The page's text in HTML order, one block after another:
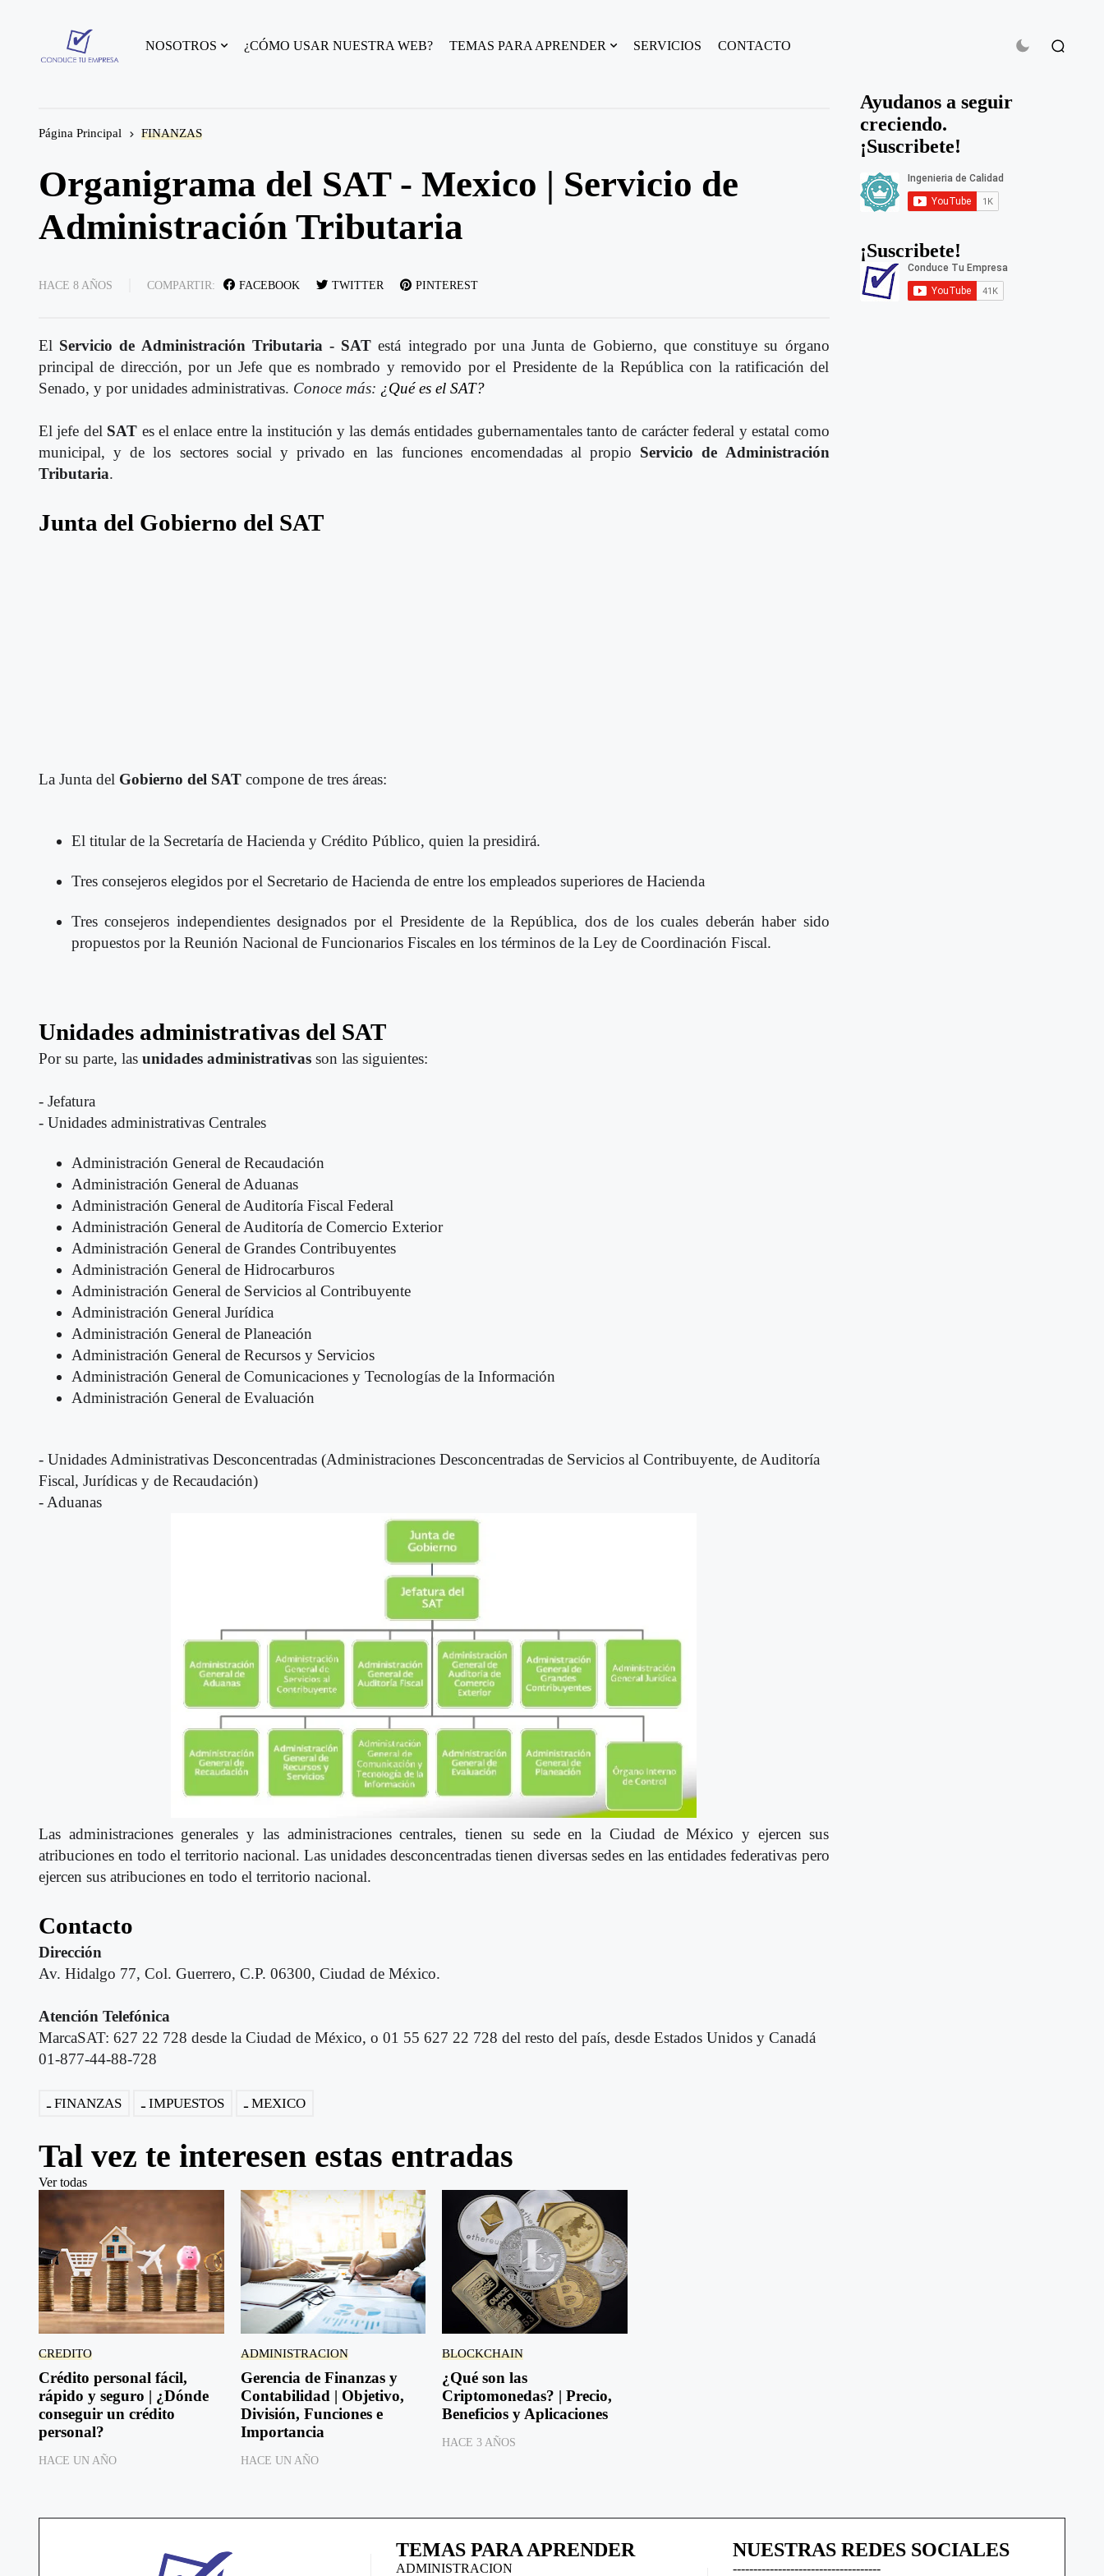
NOSOTROS ¿CÓMO USAR NUESTRA WEB? TEMAS PARA APRENDER SERVICIOS CONTACTO
Página Principal FINANZAS
Organigrama del SAT - Mexico | Servicio de
Administración Tributaria
HACE 8 AÑOS COMPARTIR: FACEBOOK TWITTER PINTEREST
El Servicio de Administración Tributaria - SAT está integrado por una Junta de Gobierno, que constituye su órgano
principal de dirección, por un Jefe que es nombrado y removido por el Presidente de la República con la ratificación del
Senado, y por unidades administrativas. Conoce más: ¿Qué es el SAT?
El jefe del SAT es el enlace entre la institución y las demás entidades gubernamentales tanto de carácter federal y estatal como
municipal, y de los sectores social y privado en las funciones encomendadas al propio Servicio de Administración
Tributaria.
Junta del Gobierno del SAT
La Junta del Gobierno del SAT compone de tres áreas:
El titular de la Secretaría de Hacienda y Crédito Público, quien la presidirá.
Tres consejeros elegidos por el Secretario de Hacienda de entre los empleados superiores de Hacienda
Tres consejeros independientes designados por el Presidente de la República, dos de los cuales deberán haber sido
propuestos por la Reunión Nacional de Funcionarios Fiscales en los términos de la Ley de Coordinación Fiscal.
Unidades administrativas del SAT
Por su parte, las unidades administrativas son las siguientes:
- Jefatura
- Unidades administrativas Centrales
Administración General de Recaudación
Administración General de Aduanas
Administración General de Auditoría Fiscal Federal
Administración General de Auditoría de Comercio Exterior
Administración General de Grandes Contribuyentes
Administración General de Hidrocarburos
Administración General de Servicios al Contribuyente
Administración General Jurídica
Administración General de Planeación
Administración General de Recursos y Servicios
Administración General de Comunicaciones y Tecnologías de la Información
Administración General de Evaluación
- Unidades Administrativas Desconcentradas (Administraciones Desconcentradas de Servicios al Contribuyente, de Auditoría
Fiscal, Jurídicas y de Recaudación)
- Aduanas
Las administraciones generales y las administraciones centrales, tienen su sede en la Ciudad de México y ejercen sus
atribuciones en todo el territorio nacional. Las unidades desconcentradas tienen diversas sedes en las entidades federativas pero
ejercen sus atribuciones en todo el territorio nacional.
Contacto
Dirección
Av. Hidalgo 77, Col. Guerrero, C.P. 06300, Ciudad de México.
Atención Telefónica
MarcaSAT: 627 22 728 desde la Ciudad de México, o 01 55 627 22 728 del resto del país, desde Estados Unidos y Canadá
01-877-44-88-728
FINANZAS IMPUESTOS MEXICO
Tal vez te interesen estas entradas
Ver todas
CREDITO
Crédito personal fácil,
rápido y seguro | ¿Dónde
conseguir un crédito
personal?
HACE UN AÑO
ADMINISTRACION
Gerencia de Finanzas y
Contabilidad | Objetivo,
División, Funciones e
Importancia
HACE UN AÑO
BLOCKCHAIN
¿Qué son las
Criptomonedas? | Precio,
Beneficios y Aplicaciones
HACE 3 AÑOS
Ayudanos a seguir
creciendo.
¡Suscribete!
¡Suscribete!
TEMAS PARA APRENDER
ADMINISTRACION
NUESTRAS REDES SOCIALES
------------------------------------